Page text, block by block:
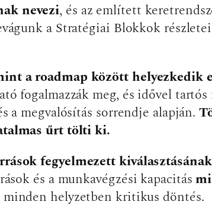
nevezi, és az említett
a Stratégiai Blokkok
a roadmap között helyezkedik
fogalmazzák meg, és idővel
a megvalósítás sorrendje alapján.
űrt tölti ki.
fegyelmezett
és a munkavégzési kapacitás
minden helyzetben kritikus döntés.